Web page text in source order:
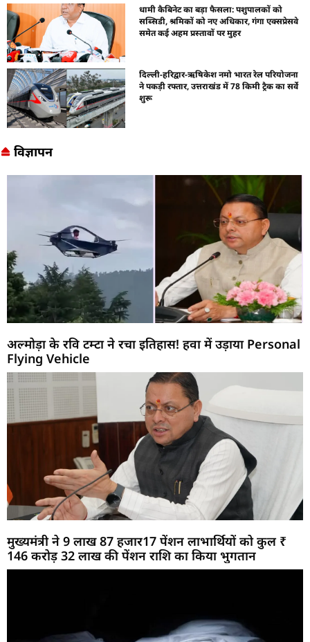
धामी कैबिनेट का बड़ा फैसला: पशुपालकों को
सब्सिडी, श्रमिकों को नए अधिकार, गंगा एक्सप्रेसवे
समेत कई अहम प्रस्तावों पर मुहर
दिल्ली-हरिद्वार-ऋषिकेश नमो भारत रेल परियोजना
ने पकड़ी रफ्तार, उत्तराखंड में 78 किमी ट्रैक का सर्वे
शुरू
विज्ञापन
अल्मोड़ा के रवि टम्टा ने रचा इतिहास! हवा में उड़ाया Personal
Flying Vehicle
मुख्यमंत्री ने 9 लाख 87 हजार17 पेंशन लाभार्थियों को कुल ₹
146 करोड़ 32 लाख की पेंशन राशि का किया भुगतान